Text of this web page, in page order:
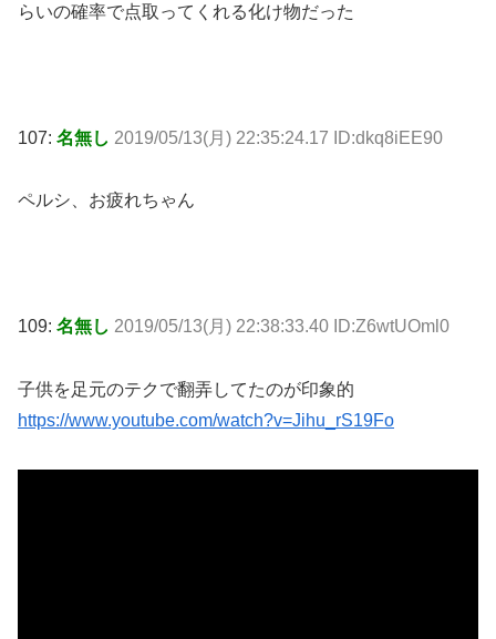
らいの確率で点取ってくれる化け物だった
107: 名無し 2019/05/13(月) 22:35:24.17 ID:dkq8iEE90
ペルシ、お疲れちゃん
109: 名無し 2019/05/13(月) 22:38:33.40 ID:Z6wtUOml0
子供を足元のテクで翻弄してたのが印象的
https://www.youtube.com/watch?v=Jihu_rS19Fo